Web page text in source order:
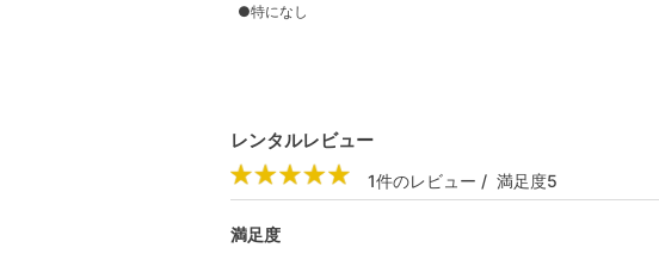
●特になし
レンタルレビュー
1件のレビュー / 満足度5
満足度